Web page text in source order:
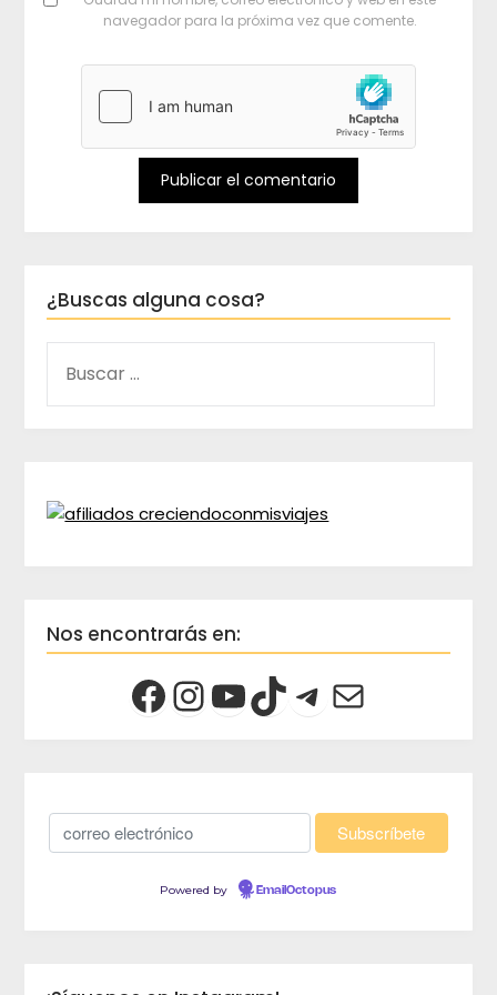
navegador para la próxima vez que comente.
¿Buscas alguna cosa?
Nos encontrarás en:
Powered by EmailOctopus